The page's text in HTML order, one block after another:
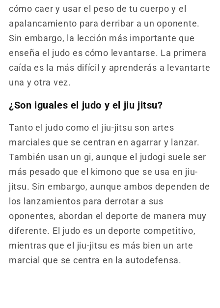
cómo caer y usar el peso de tu cuerpo y el
apalancamiento para derribar a un oponente.
Sin embargo, la lección más importante que
enseña el judo es cómo levantarse. La primera
caída es la más difícil y aprenderás a levantarte
una y otra vez.
¿Son iguales el judo y el jiu jitsu?
Tanto el judo como el jiu-jitsu son artes
marciales que se centran en agarrar y lanzar.
También usan un gi, aunque el judogi suele ser
más pesado que el kimono que se usa en jiu-
jitsu. Sin embargo, aunque ambos dependen de
los lanzamientos para derrotar a sus
oponentes, abordan el deporte de manera muy
diferente. El judo es un deporte competitivo,
mientras que el jiu-jitsu es más bien un arte
marcial que se centra en la autodefensa.